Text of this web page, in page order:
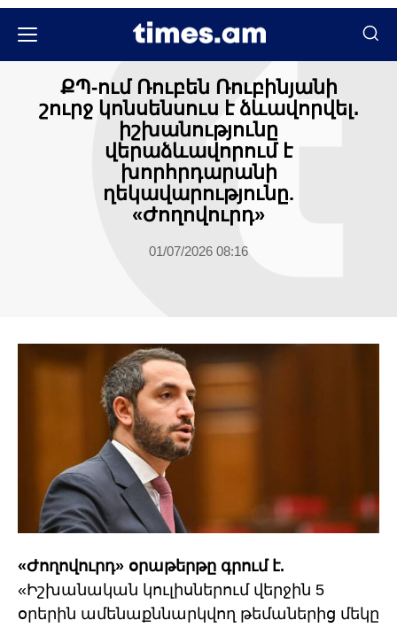
ՔՊ-ում Ռուբեն Ռուբինյանի
շուրջ կոնսենսուս է ձևավորվել․
իշխանությունը
վերաձևավորում է
խորհրդարանի
ղեկավարությունը.
«Ժողովուրդ»
01/07/2026 08:16
«Ժողովուրդ» օրաթերթը գրում է.
«Իշխանական կուլիսներում վերջին 5
օրերին ամենաքննարկվող թեմաներից մեկը